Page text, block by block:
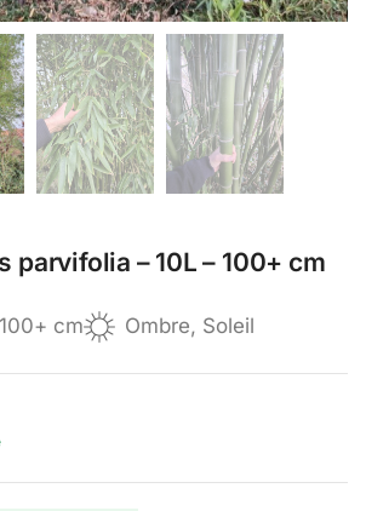
parvifolia – 10L – 100+ cm
100+ cm Ombre, Soleil